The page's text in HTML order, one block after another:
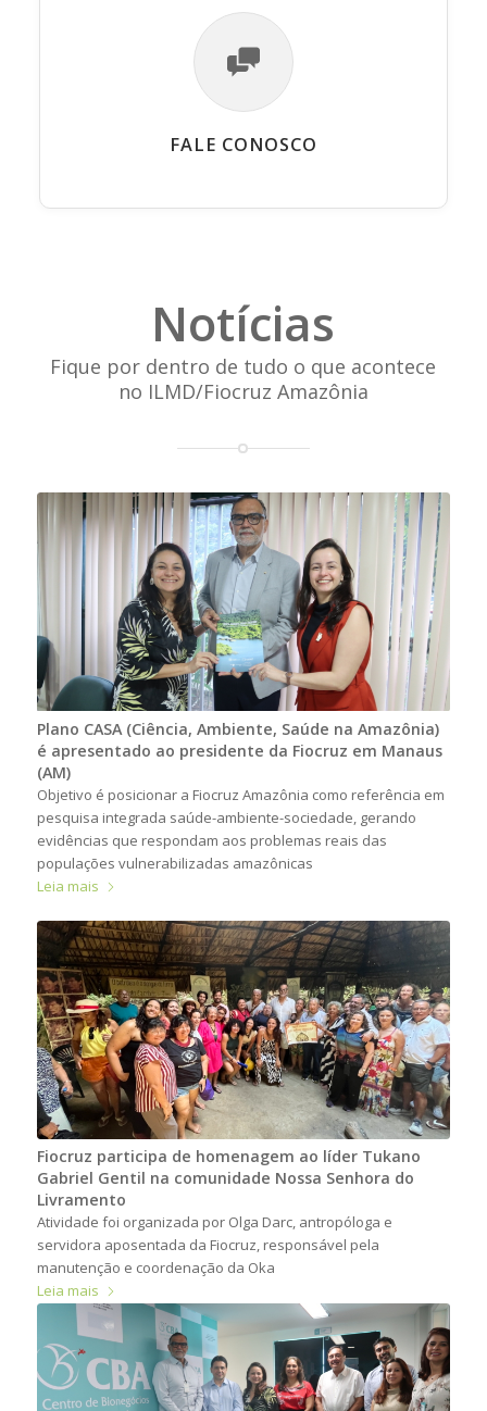
FALE CONOSCO
Notícias
Fique por dentro de tudo o que acontece
no ILMD/Fiocruz Amazônia
Plano CASA (Ciência, Ambiente, Saúde na Amazônia)
é apresentado ao presidente da Fiocruz em Manaus
(AM)
Objetivo é posicionar a Fiocruz Amazônia como referência em
pesquisa integrada saúde-ambiente-sociedade, gerando
evidências que respondam aos problemas reais das
populações vulnerabilizadas amazônicas
Leia mais
Fiocruz participa de homenagem ao líder Tukano
Gabriel Gentil na comunidade Nossa Senhora do
Livramento
Atividade foi organizada por Olga Darc, antropóloga e
servidora aposentada da Fiocruz, responsável pela
manutenção e coordenação da Oka
Leia mais